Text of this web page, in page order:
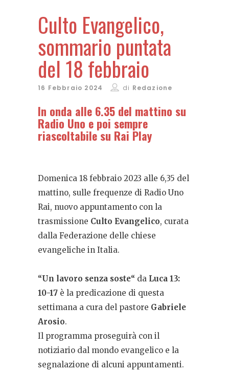
Culto Evangelico,
sommario puntata
del 18 febbraio
16 Febbraio 2024 di Redazione
In onda alle 6.35 del mattino su
Radio Uno e poi sempre
riascoltabile su Rai Play
Domenica 18 febbraio 2023 alle 6,35 del
mattino, sulle frequenze di Radio Uno
Rai, nuovo appuntamento con la
trasmissione Culto Evangelico, curata
dalla Federazione delle chiese
evangeliche in Italia.
“Un lavoro senza soste“ da Luca 13:
10-17 è la predicazione di questa
settimana a cura del pastore Gabriele
Arosio.
Il programma proseguirà con il
notiziario dal mondo evangelico e la
segnalazione di alcuni appuntamenti.